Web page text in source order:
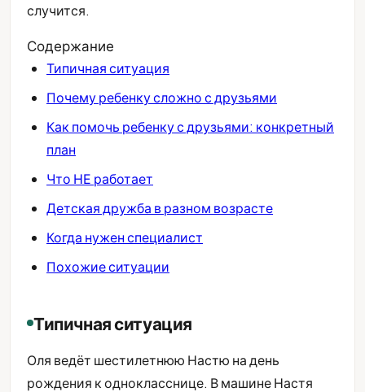
случится.
Содержание
Типичная ситуация
Почему ребенку сложно с друзьями
Как помочь ребенку с друзьями: конкретный
план
Что НЕ работает
Детская дружба в разном возрасте
Когда нужен специалист
Похожие ситуации
Типичная ситуация
Оля ведёт шестилетнюю Настю на день
рождения к однокласснице. В машине Настя